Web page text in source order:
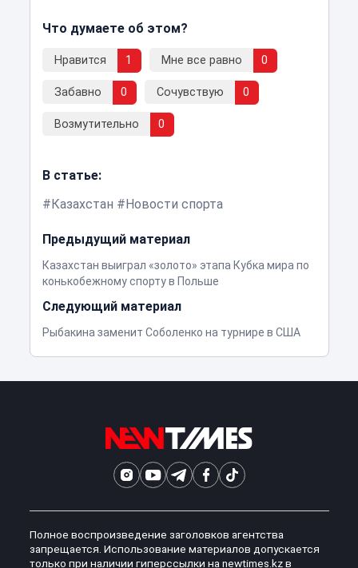
Что думаете об этом?
Нравится 1 Мне все равно 0
Забавно 0 Сочувствую 0
Возмутительно 0
В статье:
Казахстан
Новости спорта
Предыдущий материал
Казахстан выиграл «золото» этапа Кубка мира по
конькобежному спорту в Польше
Следующий материал
Рыбакина заменит Соболенко на турнире в США
Полное воспроизведение заголовков агентства
запрещается. Использование материалов допускается
только при наличии гиперссылки на newtimes.kz в